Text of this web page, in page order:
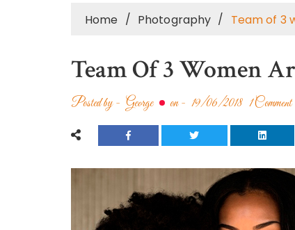
Home Photography Team of 3
Team Of 3 Women
Posted by - George on - 19/06/2018 1 Comment